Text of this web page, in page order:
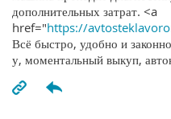
дополнительных затрат. <a
href="https://
Всё быстро, удобно и
у, моментальный выкуп,